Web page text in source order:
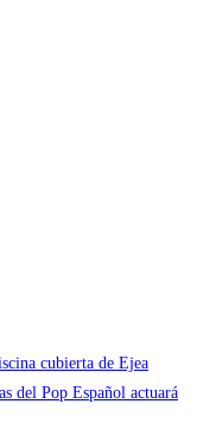
cubierta de Ejea
del Pop Español actuará